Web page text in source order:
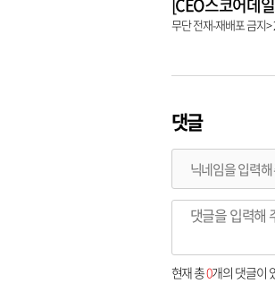
[CEO스코어데
무단 전재-재배포 금지>
댓글
현재 총0개의 댓글이